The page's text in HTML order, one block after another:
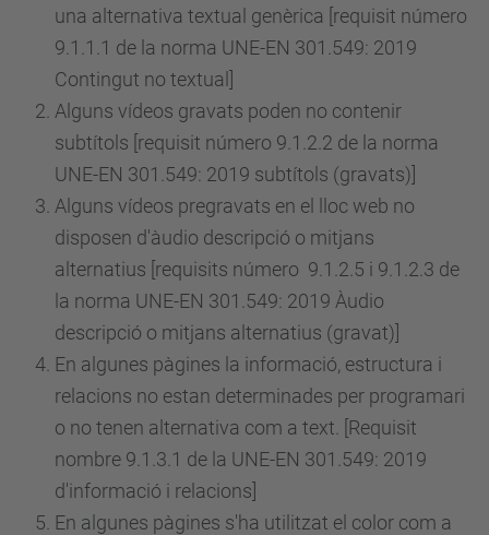
una alternativa textual genèrica [requisit número
9.1.1.1 de la norma UNE-EN 301.549: 2019
Contingut no textual]
Alguns vídeos gravats poden no contenir
subtítols [requisit número 9.1.2.2 de la norma
UNE-EN 301.549: 2019 subtítols (gravats)]
Alguns vídeos pregravats en el lloc web no
disposen d'àudio descripció o mitjans
alternatius [requisits número 9.1.2.5 i 9.1.2.3 de
la norma UNE-EN 301.549: 2019 Àudio
descripció o mitjans alternatius (gravat)]
En algunes pàgines la informació, estructura i
relacions no estan determinades per programari
o no tenen alternativa com a text. [Requisit
nombre 9.1.3.1 de la UNE-EN 301.549: 2019
d'informació i relacions]
En algunes pàgines s'ha utilitzat el color com a